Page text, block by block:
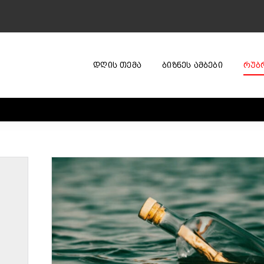
ᲓᲦᲘᲡ ᲗᲔᲛᲐ ᲑᲘᲖᲜᲔᲡ ᲐᲛᲑᲔᲑᲘ